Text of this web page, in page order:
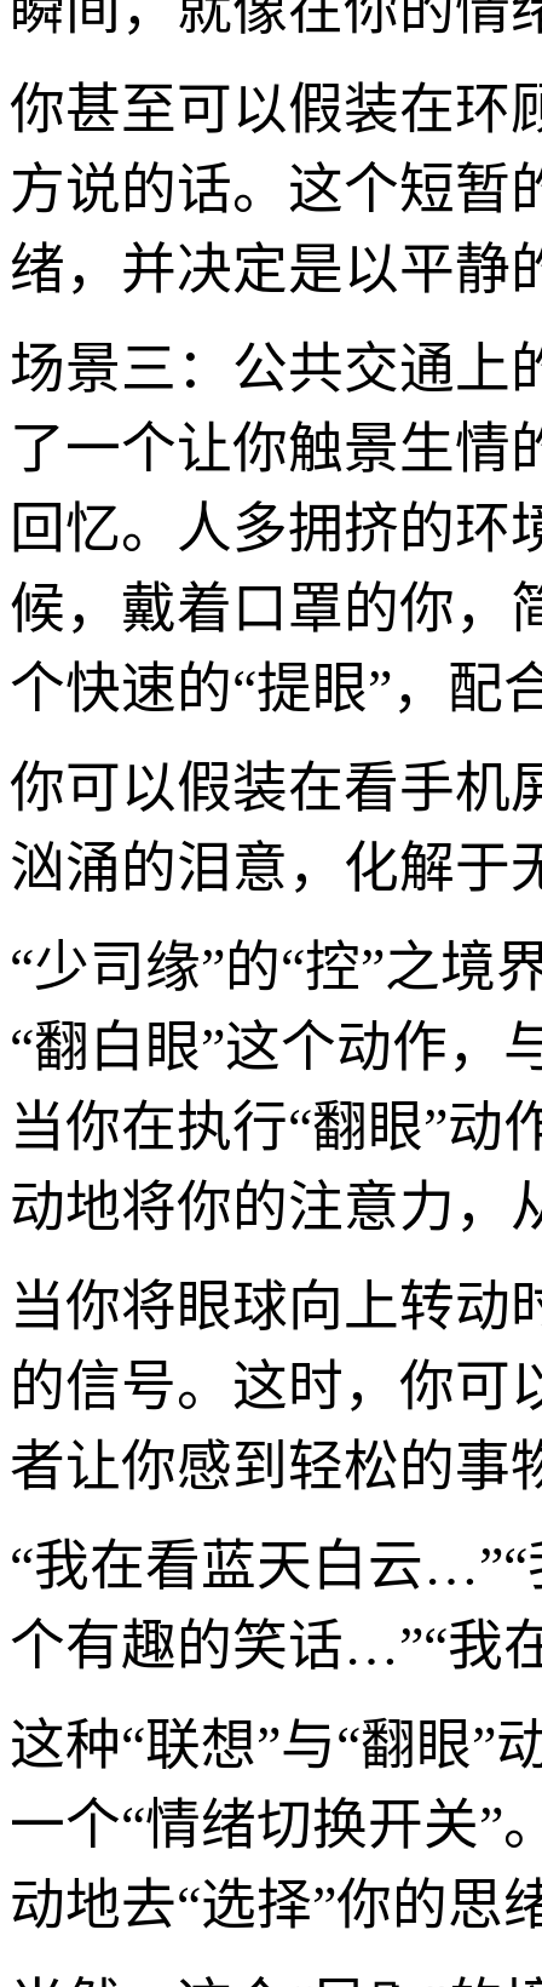
你甚至可以假装在环
方说的话。这个短暂
绪，并决定是以平静
场景三：公共交通上
了一个让你触景生情
回忆。人多拥挤的环
候，戴着口罩的你，
个快速的“提眼”，配
你可以假装在看手机
汹涌的泪意，化解于
“少司缘”的“控”之境
“翻白眼”这个动作，
当你在执行“翻眼”动
动地将你的注意力，
当你将眼球向上转动
的信号。这时，你可
者让你感到轻松的事
“我在看蓝天白云
个有趣的笑话…”“我
这种“联想”与“翻眼”
一个“情绪切换开关”
动地去“选择”你的思